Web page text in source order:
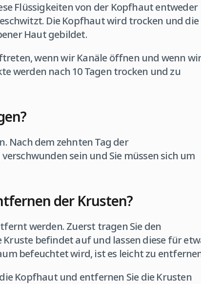
Flüssigkeiten von der Kopfhaut entweder
Die Kopfhaut wird trocken und die
Haut gebildet.
wenn wir Kanäle öffnen und wenn
werden nach 10 Tagen trocken und zu
Nach dem zehnten Tag der
sein und Sie müssen sich um
der Krusten?
werden. Zuerst tragen Sie den
Kruste befindet auf und lassen diese für
befeuchtet wird, ist es leicht zu
Kopfhaut und entfernen Sie die Krusten